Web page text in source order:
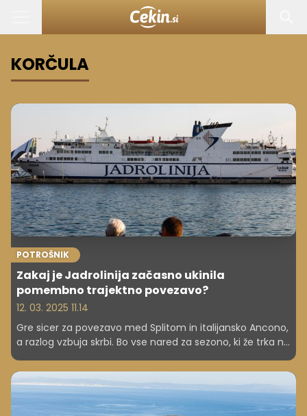
KORČULA
POTROŠNIK
Zakaj je Jadrolinija začasno ukinila
pomembno trajektno povezavo?
12. 03. 2025 11.14
Gre sicer za povezavo med Splitom in italijansko Ancono,
a razlog vzbuja skrbi. Bo vse nared za sezono, ki že trka na
vrata? Številni Slovenci se namreč na hrvaške otoke
odpravijo že za prvomajske praznike.